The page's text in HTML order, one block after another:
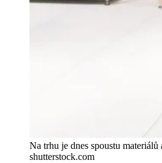
Na trhu je dnes spoustu
shutterstock.com